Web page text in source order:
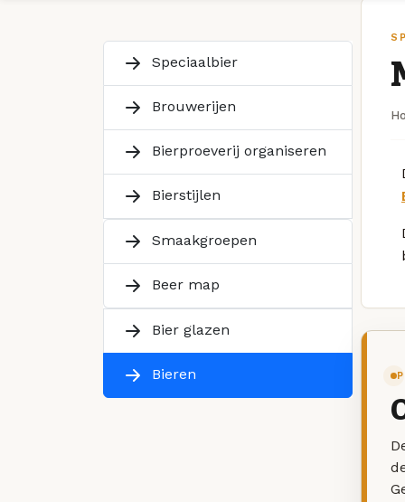
Speciaalbier
Brouwerijen
Bierproeverij organiseren
Bierstijlen
Smaakgroepen
Beer map
Bier glazen
Bieren